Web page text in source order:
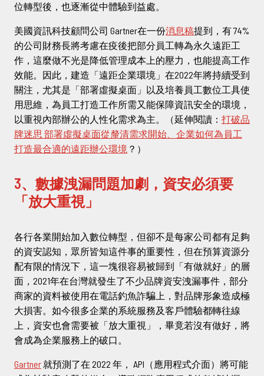
位轉型後，也逐漸從中體驗到益處。
美國資訊科技顧問公司 Gartner在一份消息稿提到，有 74%
的公司財務長將考慮在疫後把部分員工轉為永久遠距工
作，這麼做不光是降低管理成本上的壓力，也能提高工作
效能。因此，建造「遠距企業環境」在2022年將持續受到
關注，尤其是「部署虛擬桌面」以及培養員工數位工具使
用思維，為員工打造工作所需又能保障資訊安全的環境，
以重視內部辦公的人性化需求為主。（延伸閱讀： 打破品
牌迷思 部署虛擬桌面從釐清需求開始、企業如何為員工
打造最合適的遠距辦公環境 ？）
3、數據洩漏問題加劇，資安必須要
「放大重視」
各行各業開始加入數位轉型，但卻不是每家公司都有足夠
的資安認知，眾所皆知這件事的重要性，但在預算資源分
配有限的情況下，這一塊很容易被歸到「有做就好」的層
面，2021年在台灣就發生了不少品牌資安洩漏事件，部分
商家的資料被使用在電話釣魚詐騙上，對品牌形象造成極
大損害。如今很多企業的系統服務及客戶體驗都轉往線
上，資安也會需要被「放大重視」，畢竟若沒有做好，將
會成為企業服務上的破口。
Gartner 就預測了在 2022 年， API（應用程式介面）將可能